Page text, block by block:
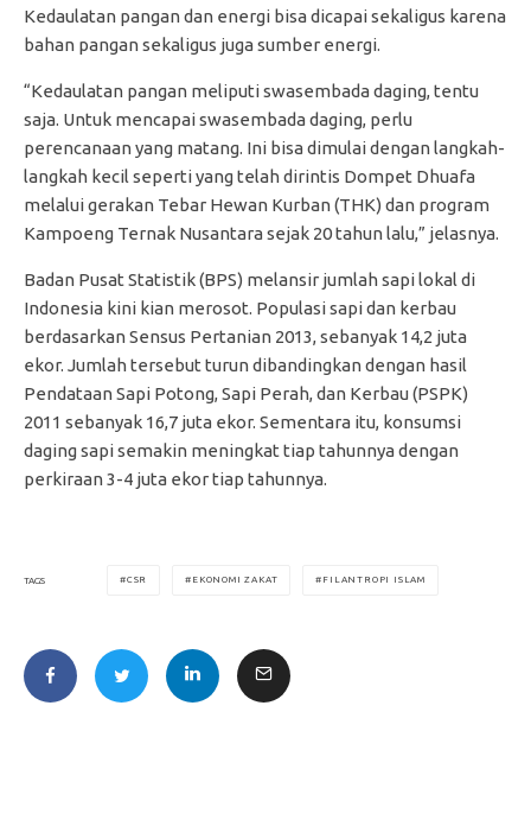
Kedaulatan pangan dan energi bisa dicapai sekaligus karena
bahan pangan sekaligus juga sumber energi.
“Kedaulatan pangan meliputi swasembada daging, tentu
saja. Untuk mencapai swasembada daging, perlu
perencanaan yang matang. Ini bisa dimulai dengan langkah-
langkah kecil seperti yang telah dirintis Dompet Dhuafa
melalui gerakan Tebar Hewan Kurban (THK) dan program
Kampoeng Ternak Nusantara sejak 20 tahun lalu,” jelasnya.
Badan Pusat Statistik (BPS) melansir jumlah sapi lokal di
Indonesia kini kian merosot. Populasi sapi dan kerbau
berdasarkan Sensus Pertanian 2013, sebanyak 14,2 juta
ekor. Jumlah tersebut turun dibandingkan dengan hasil
Pendataan Sapi Potong, Sapi Perah, dan Kerbau (PSPK)
2011 sebanyak 16,7 juta ekor. Sementara itu, konsumsi
daging sapi semakin meningkat tiap tahunnya dengan
perkiraan 3-4 juta ekor tiap tahunnya.
TAGS CSR EKONOMI ZAKAT FILANTROPI ISLAM